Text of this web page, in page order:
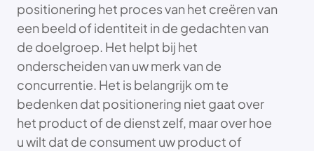
positionering het proces van het creëren van
een beeld of identiteit in de gedachten van
de doelgroep. Het helpt bij het
onderscheiden van uw merk van de
concurrentie. Het is belangrijk om te
bedenken dat positionering niet gaat over
het product of de dienst zelf, maar over hoe
u wilt dat de consument uw product of